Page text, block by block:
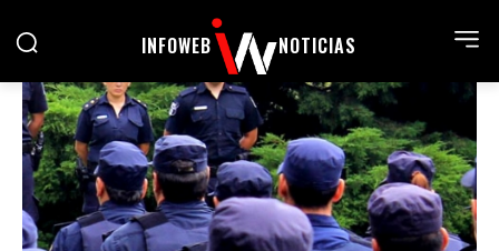
INFOWEB NOTICIAS